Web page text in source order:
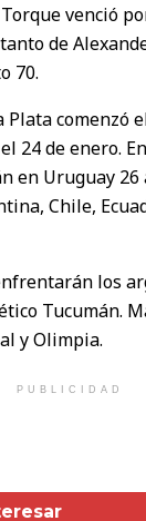
venció
de
70.
Plata comenzó
24 de enero.
en Uruguay
Chile,
los
Tucumán.
y Olimpia.
PUBLICIDAD